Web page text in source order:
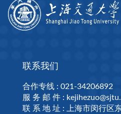
联系我们
合作专线 : 021-34206892
服 务 邮 件 :
联 系 地 址 : 上海市闵行区